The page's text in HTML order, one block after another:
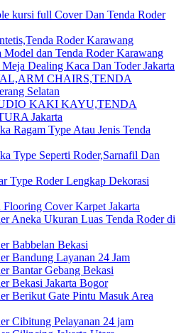
kursi full Cover Dan Tenda Roder
Roder Karawang
Model dan Tenda Roder Karawang
Meja Dealing Kaca Dan Toder Jakarta
CHAIRS,TENDA
Selatan
KAKI KAYU,TENDA
Jakarta
Ragam Type Atau Jenis Tenda
Type Seperti Roder,Sarnafil Dan
Type Roder Lengkap Dekorasi
Flooring Cover Karpet Jakarta
Aneka Ukuran Luas Tenda Roder di
Babbelan Bekasi
Bandung Layanan 24 Jam
Bantar Gebang Bekasi
Bekasi Jakarta Bogor
Berikut Gate Pintu Masuk Area
Cibitung Pelayanan 24 jam